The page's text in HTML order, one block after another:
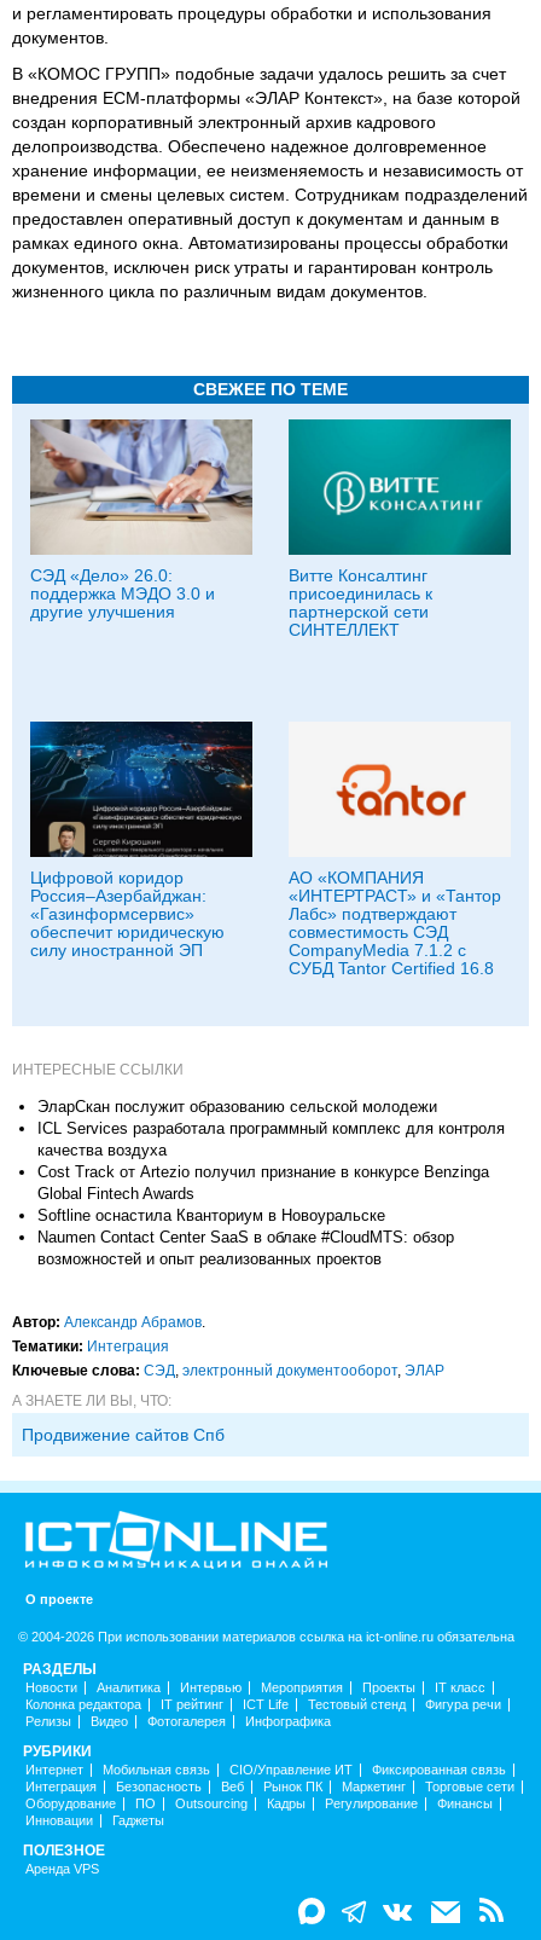
и регламентировать процедуры обработки и использования
документов.
В «КОМОС ГРУПП» подобные задачи удалось решить за счет
внедрения ECM-платформы «ЭЛАР Контекст», на базе которой
создан корпоративный электронный архив кадрового
делопроизводства. Обеспечено надежное долговременное
хранение информации, ее неизменяемость и независимость от
времени и смены целевых систем. Сотрудникам подразделений
предоставлен оперативный доступ к документам и данным в
рамках единого окна. Автоматизированы процессы обработки
документов, исключен риск утраты и гарантирован контроль
жизненного цикла по различным видам документов.
СВЕЖЕЕ ПО ТЕМЕ
СЭД «Дело» 26.0:
поддержка МЭДО 3.0 и
другие улучшения
Витте Консалтинг
присоединилась к
партнерской сети
СИНТЕЛЛЕКТ
Цифровой коридор
Россия–Азербайджан:
«Газинформсервис»
обеспечит юридическую
силу иностранной ЭП
АО «КОМПАНИЯ
«ИНТЕРТРАСТ» и «Тантор
Лабс» подтверждают
совместимость СЭД
CompanyMedia 7.1.2 с
СУБД Tantor Certified 16.8
ИНТЕРЕСНЫЕ ССЫЛКИ
ЭларСкан послужит образованию сельской молодежи
ICL Services разработала программный комплекс для контроля
качества воздуха
Cost Track от Artezio получил признание в конкурсе Benzinga
Global Fintech Awards
Softline оснастила Кванториум в Новоуральске
Naumen Contact Center SaaS в облаке #CloudMTS: обзор
возможностей и опыт реализованных проектов
Автор: Александр Абрамов
Тематики: Интеграция
Ключевые слова: СЭД электронный документооборот, ЭЛАР
А ЗНАЕТЕ ЛИ ВЫ, ЧТО:
Продвижение сайтов Спб
О проекте
© 2004-2026 При использовании материалов ссылка на ict-online.ru обязательна
РАЗДЕЛЫ
Новости Аналитика Интервью Мероприятия Проекты
IT класс
Колонка редактора
IT рейтинг ICT Life Тестовый стенд
Фигура речи
Релизы
Видео Фотогалерея Инфографика
РУБРИКИ
Интернет Мобильная связь CIO/Управление ИТ
Фиксированная связь
Интеграция
Безопасность Веб Рынок ПК Маркетинг
Торговые сети
Оборудование
ПО Outsourcing Кадры Регулирование
Финансы
Инновации
Гаджеты
ПОЛЕЗНОЕ
Аренда VPS